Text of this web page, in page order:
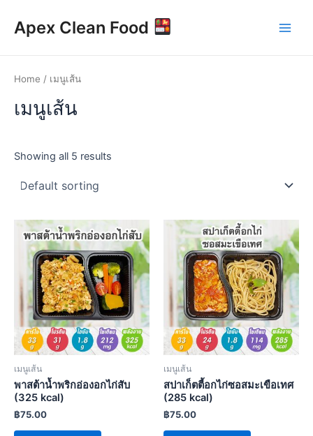
content
Apex Clean Food
Home / เมนูเส้น
เมนูเส้น
Showing all 5 results
เมนูเส้น
พาสต้าน้ำพริกอ่องอกไก่สับ
(325 kcal)
฿75.00
เมนูเส้น
สปาเก็ตตี้อกไก่ซอสมะเขือเทศ
(285 kcal)
฿75.00